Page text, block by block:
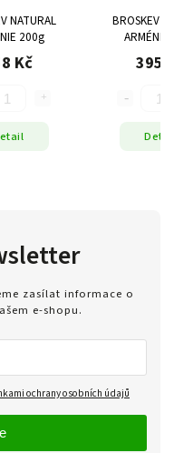
NATURAL
200g
Kč
BROSKEV
ARMÉNIE
395
zasílat informace o
e-shopu.
ochrany osobních údajů